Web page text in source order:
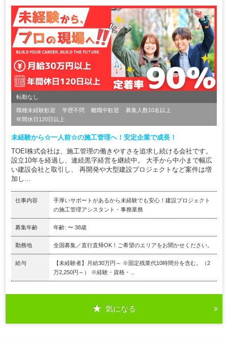
転勤なし
職種未経験歓迎 学歴不問 離職中歓迎
募集人数10名以上
年間休日120日以上
未経験から☆一人前☆の施工管理へ！安定企業で成長！
TOEI株式会社は、施工管理の働きやすさを追求し続ける会社です。
設立10年を経過し、連続黒字経営を継続中。 大手から中小まで幅広
い建設会社と取引し、 再開発や大型建設プロジェクトなど案件は増
加し...
仕事内容
手厚いサポートがあるから未経験でも安心！建設プロジェクト
の施工管理アシスタント・事務業務
募集年齢 年齢: 〜 38歳
勤務地 全国募集／直行直帰OK！ご希望のエリアをお聞かせください。
給与
【未経験者】月給30万円～ ※固定残業代10時間分を含む。（2
万2,250円～） ※経験・資格・...
気になる